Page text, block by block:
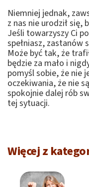
Niemniej jednak,
z nas nie urodził się,
Jeśli towarzyszy Ci
spełniasz, zastanów
Może być tak, że
będzie za mało i
pomyśl sobie, że nie
oczekiwania, że nie
spokojnie dalej rób
tej sytuacji.
Więcej z